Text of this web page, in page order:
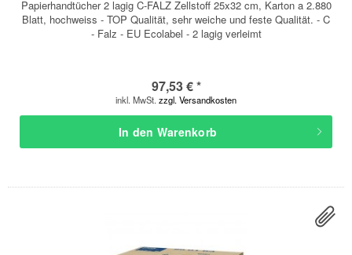
Papierhandtücher 2 lagig C-FALZ Zellstoff 25x32 cm, Karton a 2.880
Blatt, hochweiss - TOP Qualität, sehr weiche und feste Qualität. - C
- Falz - EU Ecolabel - 2 lagig verleimt
97,53 € *
inkl. MwSt. zzgl. Versandkosten
In den Warenkorb